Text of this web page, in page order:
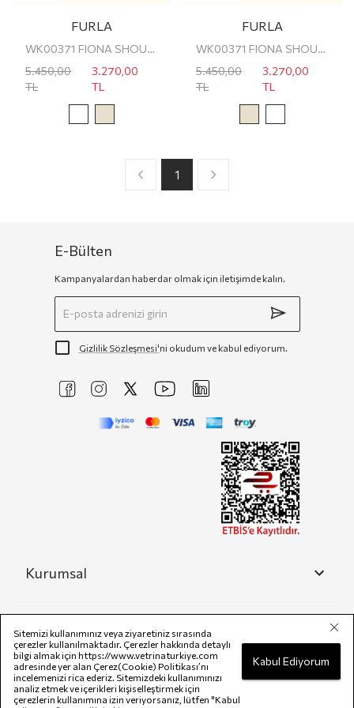
FURLA
WK00371 FIONA SHOULDER STRAP
5.450,00
TL
3.270,00
TL
FURLA
WK00371 FIONA SHOULDER STRAP
5.450,00
TL
3.270,00
TL
1
E-Bülten
Kampanyalardan haberdar olmak için iletişimde kalın.
Gizlilik Sözleşmesi'ni okudum ve kabul ediyorum.
Kurumsal
Yardım
Yasal
Sitemizi kullanımınız veya ziyaretiniz sırasında
çerezler kullanılmaktadır. Çerezler hakkında detaylı
bilgi almak için https://www.vetrinaturkiye.com
adresinde yer alan Çerez(Cookie) Politikası’nı
incelemenizi rica ederiz. Sitemizdeki kullanımınızı
analiz etmek ve içerikleri kişiselleştirmek için
çerezlerin kullanımına izin veriyorsanız, lütfen "Kabul
Kabul Ediyorum